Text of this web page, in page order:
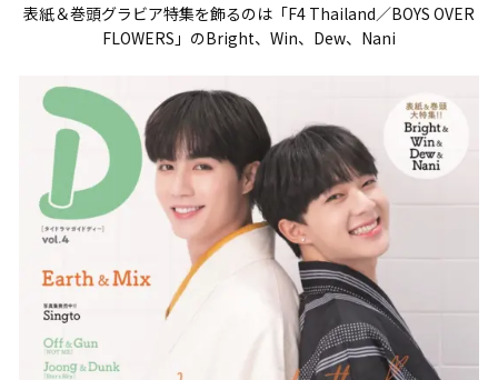
表紙＆巻頭グラビア特集を飾るのは「F4 Thailand／BOYS OVER
FLOWERS」のBright、Win、Dew、Nani